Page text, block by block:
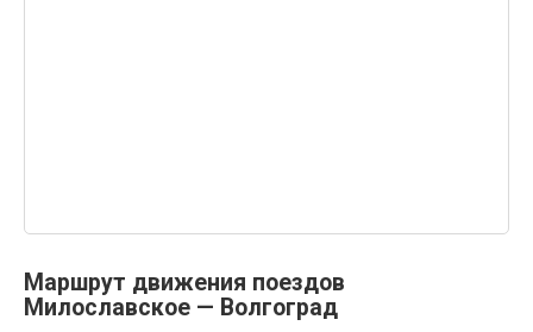
Маршрут движения поездов
Милославское — Волгоград